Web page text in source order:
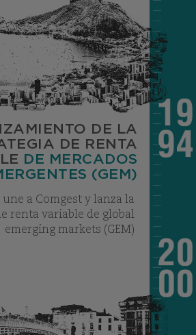
DE LA
DE RENTA
DE MERCADOS
(GEM)
a Comgest y lanza la
renta variable de global
emerging markets (GEM)